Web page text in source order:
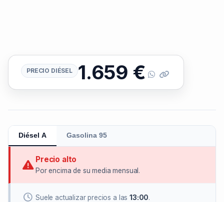
PRECIO DIÉSEL 1.659 €
Diésel A Gasolina 95
Precio alto
Por encima de su media mensual.
Suele actualizar precios a las13:00.